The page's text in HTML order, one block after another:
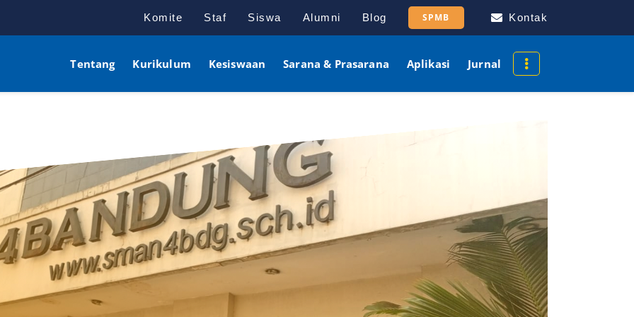
Komite Staf Siswa Alumni Blog SPMB Kontak
Tentang Kurikulum Kesiswaan Sarana & Prasarana Aplikasi Jurnal